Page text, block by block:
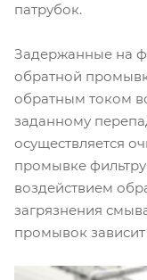
патрубок.
Задержанные на
обратной
обратным током
заданному
осуществляется
промывке
воздействием
загрязнения
промывок